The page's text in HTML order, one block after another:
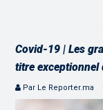
Covid-19 | Les
titre exceptionnel
Par Le Reporter.ma